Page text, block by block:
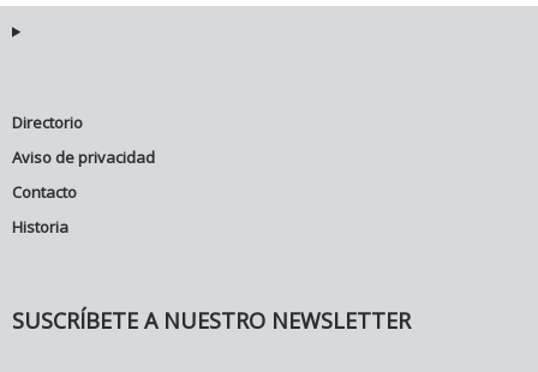
Directorio
Aviso de privacidad
Contacto
Historia
SUSCRÍBETE A NUESTRO NEWSLETTER